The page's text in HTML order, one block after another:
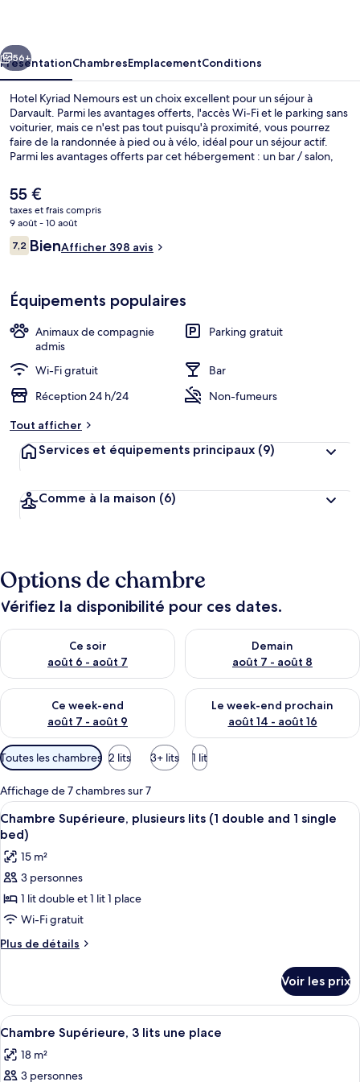
Suivant
56+
PrésentationChambresEmplacementConditions
Hotel Kyriad Nemours est un choix excellent pour un séjour à
Darvault. Parmi les avantages offerts, l'accès Wi-Fi et le parking sans
voiturier, mais ce n'est pas tout puisqu'à proximité, vous pourrez
faire de la randonnée à pied ou à vélo, idéal pour un séjour actif.
Parmi les avantages offerts par cet hébergement : un bar / salon,
Le
prix
actuel
est
de
55 €
taxes et frais compris
9 août - 10 août
Avis
voyageurs
7,27,2 sur 10
BienAfficher 398 avis
Équipements populaires
Animaux de compagnie
admis
Parking gratuit
Wi-Fi gratuit
Bar
Réception 24 h/24
Non-fumeurs
Tout afficher
Services et équipements principaux (9)
Comme à la maison (6)
Options de chambre
Vérifiez la disponibilité pour ces dates.
Ce soir
août 6 - août 7
Vérifier la disponibilité pour ce soir août 6 - août 7
Demain
août 7 - août 8
Vérifier la disponibilité pour
Ce week-end
août 7 - août 9
Vérifier la disponibilité pour ce week-end août 7 - août 9
Le week-end prochain
août 14 - août 16
Vérifier la disponibilité pour
Filtres
disponibles
pour
les
chambres
Toutes les chambres 2 lits 3+ lits 1 lit
Affichage de 7 chambres sur 7
Afficher
toutes
les
photos
pour
ce
type
de
Supérieure,
plusieurs
lits
(1
double
Une chambre d’hôtel avec un
15
Chambre Supérieure, plusieurs lits (1 double and 1 single
bed)
15 m²
3 personnes
1 lit double et 1 lit 1 place
Wi-Fi gratuit
Plus de détails
Plus
le
type
de
Chambre
Supérieure,
Voir les prix
Afficher
toutes
les
Une chambre d’hôtel avec un
14
Chambre Supérieure, 3 lits une place
18 m²
3 personnes